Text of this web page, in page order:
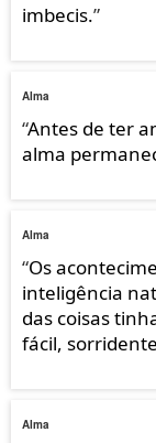
imbecis.”
Alma
“Antes de ter
alma
Alma
“Os
inteligência
das coisas
fácil,
Alma